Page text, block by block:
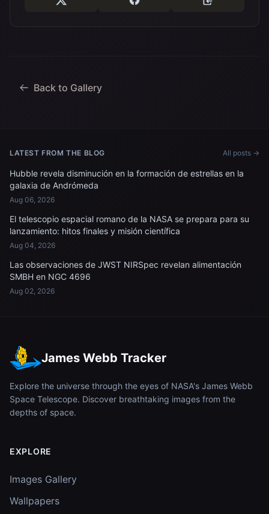
Back to Gallery
LATEST FROM THE BLOG All posts →
Hubble revela disminución en la formación de estrellas en la
galaxia de Andrómeda
Aug 06, 2026
El telescopio espacial romano de la NASA se prepara para su
lanzamiento: hitos finales y misión científica
Aug 04, 2026
Las observaciones de JWST NIRSpec revelan alimentación
SMBH en NGC 4696
Aug 02, 2026
James Webb Tracker
Explore the universe through the eyes of NASA's James Webb
Space Telescope. Discover breathtaking images from the
depths of space.
EXPLORE
Images Gallery
Wallpapers